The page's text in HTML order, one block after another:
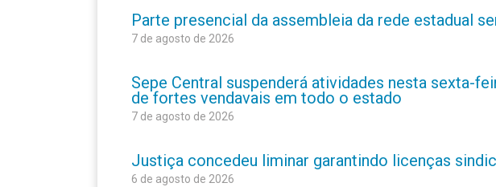
Parte presencial da assembleia da rede estadual
7 de agosto de 2026
Sepe Central suspenderá atividades nesta sexta-
de fortes vendavais em todo o estado
7 de agosto de 2026
Justiça concedeu liminar garantindo licenças
6 de agosto de 2026